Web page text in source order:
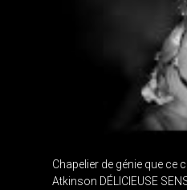
Chapelier de génie que ce
Atkinson DÉLICIEUSE